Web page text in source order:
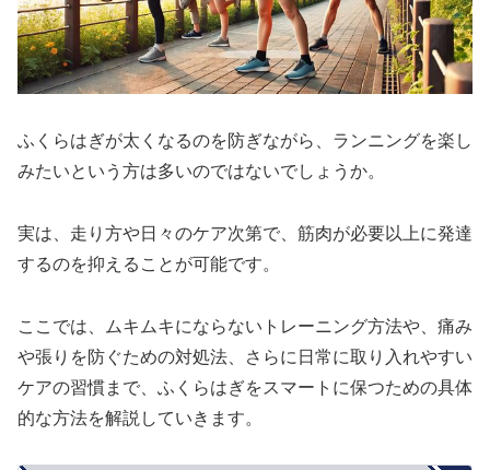
ふくらはぎが太くなるのを防ぎながら、ランニングを楽し
みたいという方は多いのではないでしょうか。
実は、走り方や日々のケア次第で、筋肉が必要以上に発達
するのを抑えることが可能です。
ここでは、ムキムキにならないトレーニング方法や、痛み
や張りを防ぐための対処法、さらに日常に取り入れやすい
ケアの習慣まで、ふくらはぎをスマートに保つための具体
的な方法を解説していきます。